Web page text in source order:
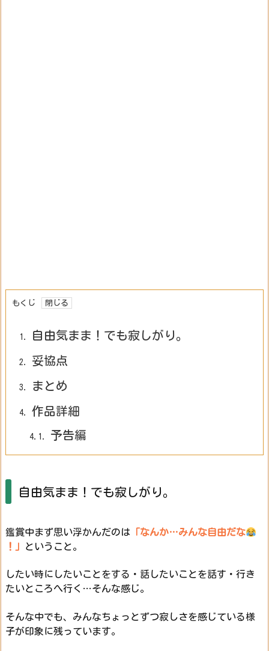
もくじ
1. 自由気まま！でも寂しがり。
2. 妥協点
3. まとめ
4. 作品詳細
4.1. 予告編
自由気まま！でも寂しがり。
鑑賞中まず思い浮かんだのは 「なんか…みんな自由だな
！
ということ。
したい時にしたいことをする・話したいことを話す・行き
たいところへ行く…そんな感じ。
そんな中でも、みんなちょっとずつ寂しさを感じている様
子が印象に残っています。